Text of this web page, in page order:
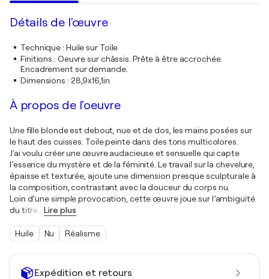
Expédition et retours
Détails de l'œuvre
Technique: Huile sur Toile
Finitions : Oeuvre sur châssis. Prête à être accrochée.
Encadrement sur demande.
Dimensions : 28,9x16,1in
À propos de l'oeuvre
Une fille blonde est debout, nue et de dos, les mains posées sur
le haut des cuisses. Toile peinte dans des tons multicolores.
J'ai voulu créer une œuvre audacieuse et sensuelle qui capte
l’essence du mystère et de la féminité. Le travail sur la chevelure,
épaisse et texturée, ajoute une dimension presque sculpturale à
la composition, contrastant avec la douceur du corps nu.
Loin d’une simple provocation, cette œuvre joue sur l’ambiguïté
du titre
Lire plus
Huile Nu Réalisme